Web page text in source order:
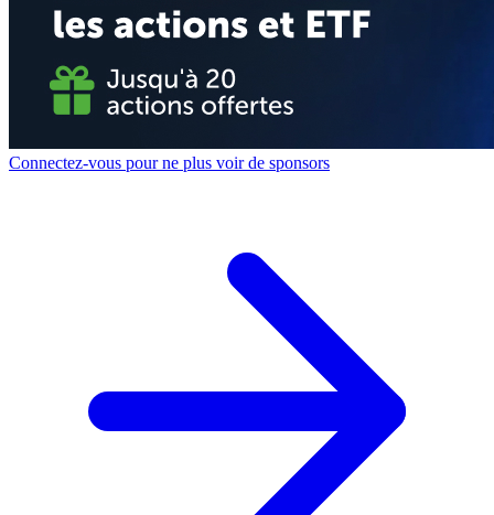
Connectez-vous pour ne plus voir de sponsors